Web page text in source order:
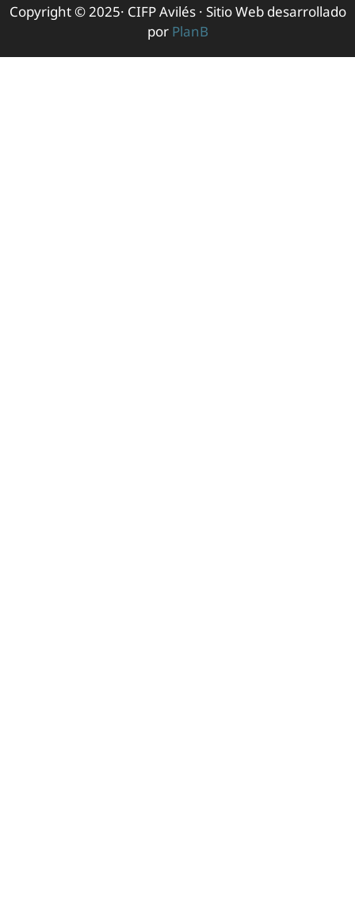
Copyright © 2025· CIFP Avilés · Sitio Web desarrollado
por PlanB